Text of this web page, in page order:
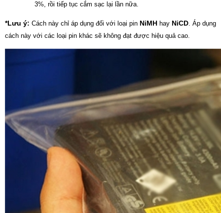
3%, rồi tiếp tục cắm sạc lại lần nữa.
*Lưu ý: Cách này chỉ áp dụng đối với loại pin NiMH hay NiCD. Áp dụng
cách này với các loại pin khác sẽ không đạt được hiệu quả cao.